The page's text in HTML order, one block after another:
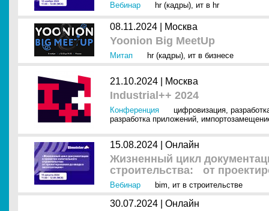
Вебинар hr (кадры), ит в hr
08.11.2024 | Москва
Yoonion Big MeetUp
Митап hr (кадры), ит в бизнесе
21.10.2024 | Москва
Industrial++ 2024
Конференция цифровизация,
разработка приложений,
15.08.2024 | Онлайн
Жизненный цикл
строительства: от
Вебинар bim, ит в строительстве
30.07.2024 | Онлайн